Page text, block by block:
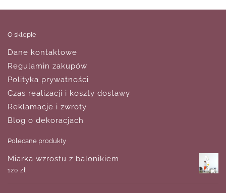
O sklepie
Dane kontaktowe
Regulamin zakupów
Polityka prywatności
Czas realizacji i koszty dostawy
Reklamacje i zwroty
Blog o dekoracjach
Polecane produkty
Miarka wzrostu z balonikiem
120 zł